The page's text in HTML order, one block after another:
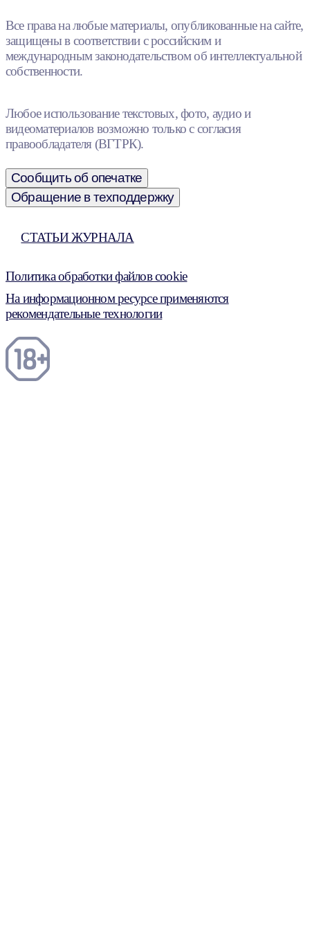
Все права на любые материалы, опубликованные на сайте,
защищены в соответствии с российским и
международным законодательством об интеллектуальной
собственности.
Любое использование текстовых, фото, аудио и
видеоматериалов возможно только с согласия
правообладателя (ВГТРК).
Сообщить об опечатке
Обращение в техподдержку
СТАТЬИ ЖУРНАЛА
Политика обработки файлов cookie
На информационном ресурсе применяются
рекомендательные технологии